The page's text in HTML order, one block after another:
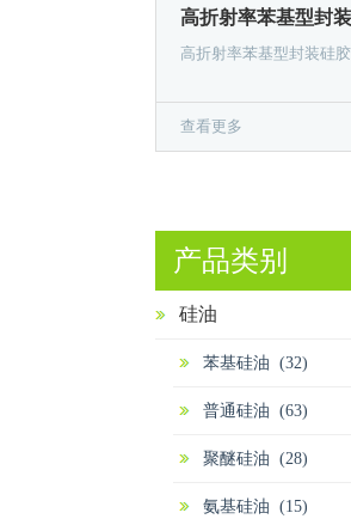
高折射率苯基型封
高折射率苯基型封装硅
查看更多
产品类别
硅油
苯基硅油 (32)
普通硅油 (63)
聚醚硅油 (28)
氨基硅油 (15)